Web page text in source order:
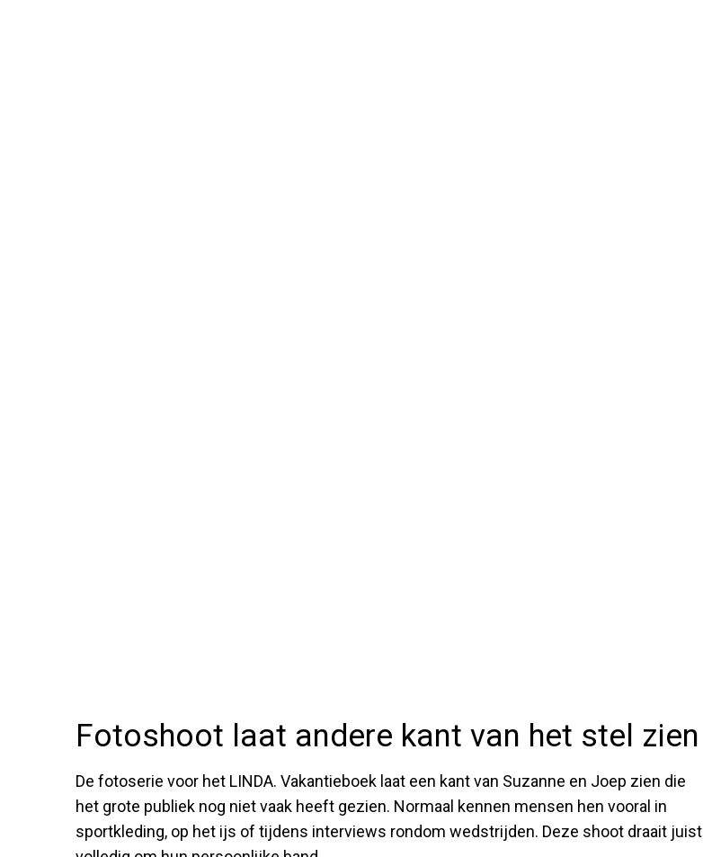
Fotoshoot laat andere kant van het stel zien
De fotoserie voor het LINDA. Vakantieboek laat een kant van Suzanne en Joep zien die
het grote publiek nog niet vaak heeft gezien. Normaal kennen mensen hen vooral in
sportkleding, op het ijs of tijdens interviews rondom wedstrijden. Deze shoot draait juist